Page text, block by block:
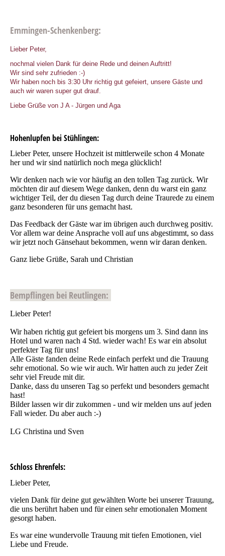
Emmingen-Schenkenberg:
Lieber Peter,
nochmal vielen Dank für deine Rede und deinen Auftritt!
Wir sind sehr zufrieden :-)
Wir haben noch bis 3:30 Uhr richtig gut gefeiert, unsere Gäste und
auch wir waren super gut drauf.
Liebe Grüße von J A - Jürgen und Aga
Hohenlupfen bei Stühlingen:
Lieber Peter, unsere Hochzeit ist mittlerweile schon 4 Monate
her und wir sind natürlich noch mega glücklich!
Wir denken nach wie vor häufig an den tollen Tag zurück. Wir
möchten dir auf diesem Wege danken, denn du warst ein ganz
wichtiger Teil, der du diesen Tag durch deine Traurede zu einem
ganz besonderen für uns gemacht hast.
Das Feedback der Gäste war im übrigen auch durchweg positiv.
Vor allem war deine Ansprache voll auf uns abgestimmt, so dass
wir jetzt noch Gänsehaut bekommen, wenn wir daran denken.
Ganz liebe Grüße, Sarah und Christian
Bempflingen bei Reutlingen:
Lieber Peter!
Wir haben richtig gut gefeiert bis morgens um 3. Sind dann ins
Hotel und waren nach 4 Std. wieder wach! Es war ein absolut
perfekter Tag für uns!
Alle Gäste fanden deine Rede einfach perfekt und die Trauung
sehr emotional. So wie wir auch. Wir hatten auch zu jeder Zeit
sehr viel Freude mit dir.
Danke, dass du unseren Tag so perfekt und besonders gemacht
hast!
Bilder lassen wir dir zukommen - und wir melden uns auf jeden
Fall wieder. Du aber auch :-)
LG Christina und Sven
Schloss Ehrenfels:
Lieber Peter,
vielen Dank für deine gut gewählten Worte bei unserer Trauung,
die uns berührt haben und für einen sehr emotionalen Moment
gesorgt haben.
Es war eine wundervolle Trauung mit tiefen Emotionen, viel
Liebe und Freude.